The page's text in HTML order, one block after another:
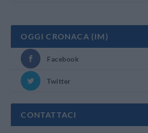
OGGI CRONACA (IM)
Facebook
Twitter
CONTATTACI